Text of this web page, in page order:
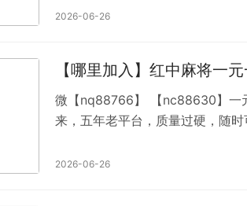
保持良好心态，不能一输就乱打
2026-06-26
【哪里加入】红中麻将一
微【nq88766】 【nc88630】一元一分红中麻将，跑得快。找麻将的看过
来，五年老平台，质量过硬，随
老群不多BB等你来玩加不上微信
2026-06-26